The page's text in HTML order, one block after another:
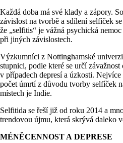
Každá doba má své klady a zápory.
závislost na tvorbě a sdílení selfíček
že „selfitis“ je vážná psychická
při jiných závislostech.
Výzkumníci z Nottinghamské
stupnici, podle které se určí
v případech depresí a úzkosti.
počet úmrtí z důvodu tvorby selfíček
místech je Indie.
Selfitida se řeší již od roku 2014 a
trendovou újmu, která skrývá daleko
MÉNĚCENNOST A DEPRESE